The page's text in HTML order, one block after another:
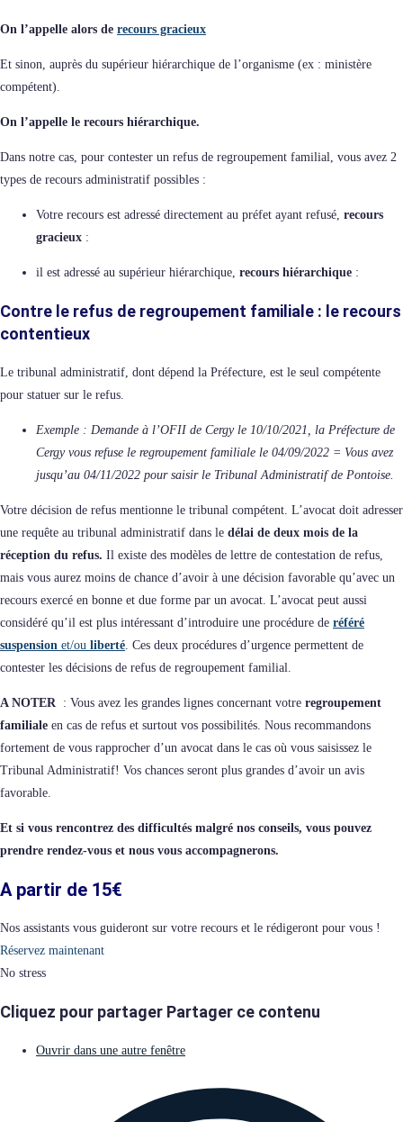
On l’appelle alors de recours gracieux
Et sinon, auprès du supérieur hiérarchique de l’organisme (ex : ministère
compétent).
On l’appelle le recours hiérarchique.
Dans notre cas, pour contester un refus de regroupement familial, vous avez 2
types de recours administratif possibles :
Votre recours est adressé directement au préfet ayant refusé, recours
gracieux :
il est adressé au supérieur hiérarchique, recours hiérarchique :
Contre le refus de regroupement familiale : le recours
contentieux
Le tribunal administratif, dont dépend la Préfecture, est le seul compétente
pour statuer sur le refus.
Exemple : Demande à l’OFII de Cergy le 10/10/2021, la Préfecture de
Cergy vous refuse le regroupement familiale le 04/09/2022 = Vous avez
jusqu’au 04/11/2022 pour saisir le Tribunal Administratif de Pontoise.
Votre décision de refus mentionne le tribunal compétent. L’avocat doit adresser
une requête au tribunal administratif dans le délai de deux mois de la
réception du refus. Il existe des modèles de lettre de contestation de refus,
mais vous aurez moins de chance d’avoir à une décision favorable qu’avec un
recours exercé en bonne et due forme par un avocat. L’avocat peut aussi
considéré qu’il est plus intéressant d’introduire une procédure de référé
suspension et/ou liberté. Ces deux procédures d’urgence permettent de
contester les décisions de refus de regroupement familial.
A NOTER: Vous avez les grandes lignes concernant votre regroupement
familiale en cas de refus et surtout vos possibilités. Nous recommandons
fortement de vous rapprocher d’un avocat dans le cas où vous saisissez le
Tribunal Administratif! Vos chances seront plus grandes d’avoir un avis
favorable.
Et si vous rencontrez des difficultés malgré nos conseils, vous pouvez
prendre rendez-vous et nous vous accompagnerons.
A partir de 15€
Nos assistants vous guideront sur votre recours et le rédigeront pour vous !
Réservez maintenant
No stress
Cliquez pour partager Partager ce contenu
Ouvrir dans une autre fenêtre